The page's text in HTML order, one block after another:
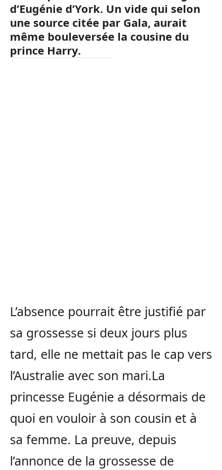
d’Eugénie d’York. Un vide qui selon
une source citée par Gala, aurait
même bouleversée la cousine du
prince Harry.
L’absence pourrait être justifié par
sa grossesse si deux jours plus
tard, elle ne mettait pas le cap vers
l’Australie avec son mari.La
princesse Eugénie a désormais de
quoi en vouloir à son cousin et à
sa femme. La preuve, depuis
l’annonce de la grossesse de